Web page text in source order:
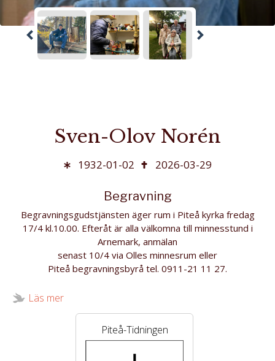
Sven-Olov Norén
1932-01-02 2026-03-29
Begravning
Begravningsgudstjänsten äger rum i Piteå kyrka fredag
17/4 kl.10.00. Efteråt är alla välkomna till minnesstund i
Arnemark, anmälan
senast 10/4 via Olles minnesrum eller
Piteå begravningsbyrå tel. 0911-21 11 27.
Läs mer
Piteå-Tidningen